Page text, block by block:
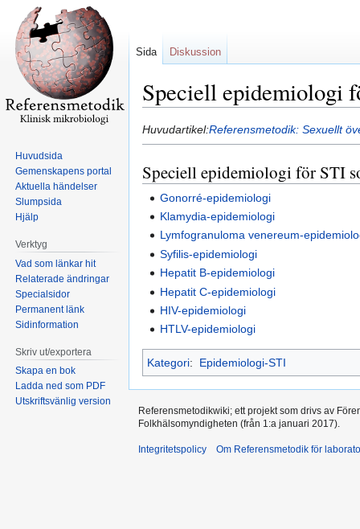
Speciell epidemiologi
Hoppa
till
navigering
Hoppa
till
sök
Huvudartikel:Referensmetodik: Sexuellt
Speciell epidemiologi för STI
Gonorré-epidemiologi
Klamydia-epidemiologi
Lymfogranuloma venereum-
Syfilis-epidemiologi
Hepatit B-epidemiologi
Hepatit C-epidemiologi
HIV-epidemiologi
HTLV-epidemiologi
Kategori: Epidemiologi-STI
Sida Diskussion
Huvudsida
Gemenskapens portal
Aktuella händelser
Slumpsida
Hjälp
Verktyg
Vad som länkar hit
Relaterade ändringar
Specialsidor
Permanent länk
Sidinformation
Skriv ut/exportera
Skapa en bok
Ladda ned som PDF
Utskriftsvänlig version
Referensmetodikwiki; ett projekt som drivs av
Folkhälsomyndigheten (från 1:a januari 2017).
Integritetspolicy Om Referensmetodik för